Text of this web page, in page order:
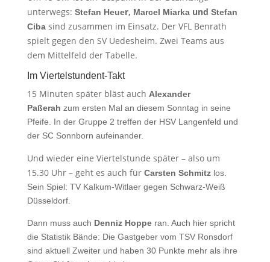
unterwegs: Stefan Heuer, Marcel Miarkaund Stefan
Cibasind zusammen im Einsatz. Der VFL Benrath
spielt gegen den SV Uedesheim. Zwei Teams aus
dem Mittelfeld der Tabelle.
Im Viertelstundent-Takt
15 Minuten später bläst auch Alexander
Paßerah zum ersten Mal an diesem Sonntag in seine
Pfeife. In der Gruppe 2 treffen der HSV Langenfeld und
der SC Sonnborn aufeinander.
Und wieder eine Viertelstunde später – also um
15.30 Uhr – geht es auch für Carsten Schmitzlos.
Sein Spiel: TV Kalkum-Witlaer gegen Schwarz-Weiß
Düsseldorf.
Dann muss auch Denniz Hopperan. Auch hier spricht
die Statistik Bände: Die Gastgeber vom TSV Ronsdorf
sind aktuell Zweiter und haben 30 Punkte mehr als ihre